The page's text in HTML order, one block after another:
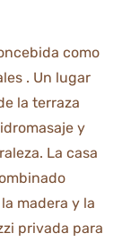
como
. Un lugar
la terraza
y
La casa
madera y la
privada para